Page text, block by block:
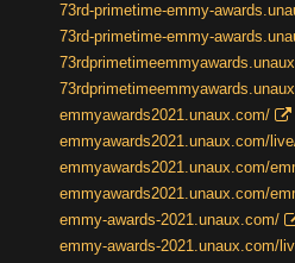
73rd-primetime-emmy-
73rd-primetime-emmy-
emmyawards2021.unaux.com/
emmyawards2021.unaux.com/
emmyawards2021.unaux.com/
emmyawards2021.unaux.com/
emmy-awards-2021.unaux.com/
emmy-awards-2021.unaux.com/